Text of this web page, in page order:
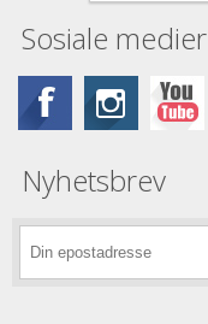
Sosiale medier
Nyhetsbrev